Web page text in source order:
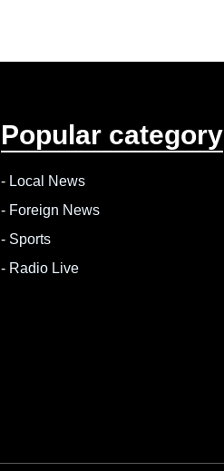
Popular category
- Local News
- Foreign News
- Sports
- Radio Live